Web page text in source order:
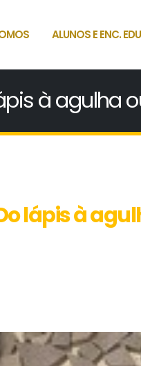
ALUNOS E ENC.
à agulha
lápis à